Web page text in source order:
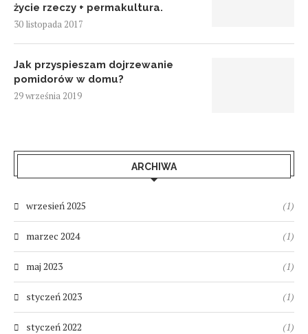
życie rzeczy + permakultura.
30 listopada 2017
Jak przyspieszam dojrzewanie
pomidorów w domu?
29 września 2019
ARCHIWA
wrzesień 2025 (1)
marzec 2024 (1)
maj 2023 (1)
styczeń 2023 (1)
styczeń 2022 (1)